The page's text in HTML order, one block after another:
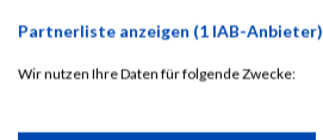
19715
Katrin
19536
Doris
Partnerliste anzeigen (1 IAB-Anbieter)
Wir nutzen Ihre Daten für folgende Zwecke: